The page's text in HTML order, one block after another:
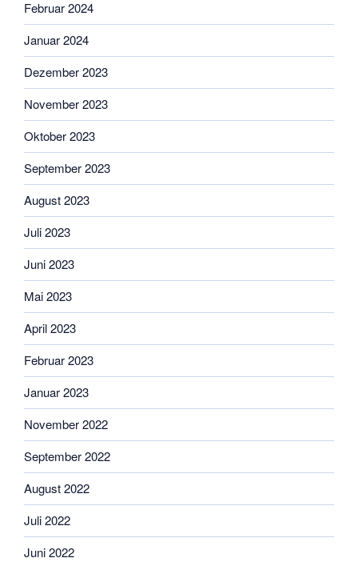
Februar 2024
Januar 2024
Dezember 2023
November 2023
Oktober 2023
September 2023
August 2023
Juli 2023
Juni 2023
Mai 2023
April 2023
Februar 2023
Januar 2023
November 2022
September 2022
August 2022
Juli 2022
Juni 2022